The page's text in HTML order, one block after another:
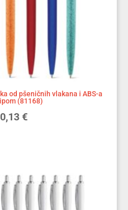
od pšeničnih vlakana i ABS-a
(81168)
0,13 €